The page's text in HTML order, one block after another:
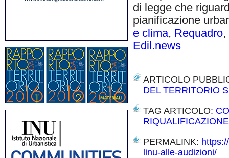
di legge che
pianificazione
e clima, Requadro,
Edil.news
ARTICOLO
DEL TERRITORIO
TAG ARTICOLO:
RIQUALIFICAZIONE
PERMALINK:
linu-alle-audizioni/